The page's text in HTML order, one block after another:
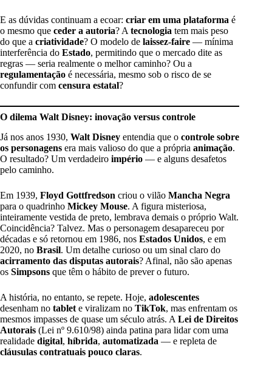
E as dúvidas continuam a ecoar: criar em uma plataforma é
o mesmo que ceder a autoria? A tecnologia tem mais peso
do que a criatividade? O modelo de laissez-faire — mínima
interferência do Estado, permitindo que o mercado dite as
regras — seria realmente o melhor caminho? Ou a
regulamentação é necessária, mesmo sob o risco de se
confundir com censura estatal?
O dilema Walt Disney: inovação versus controle
Já nos anos 1930, Walt Disney entendia que o controle sobre
os personagens era mais valioso do que a própria animação.
O resultado? Um verdadeiro império — e alguns desafetos
pelo caminho.
Em 1939, Floyd Gottfredson criou o vilão Mancha Negra
para o quadrinho Mickey Mouse. A figura misteriosa,
inteiramente vestida de preto, lembrava demais o próprio Walt.
Coincidência? Talvez. Mas o personagem desapareceu por
décadas e só retornou em 1986, nos Estados Unidos, e em
2020, no Brasil. Um detalhe curioso ou um sinal claro do
acirramento das disputas autorais? Afinal, não são apenas
os Simpsons que têm o hábito de prever o futuro.
A história, no entanto, se repete. Hoje, adolescentes
desenham no tablet e viralizam no TikTok, mas enfrentam os
mesmos impasses de quase um século atrás. A Lei de Direitos
Autorais (Lei nº 9.610/98) ainda patina para lidar com uma
realidade digital, híbrida, automatizada — e repleta de
cláusulas contratuais pouco claras.